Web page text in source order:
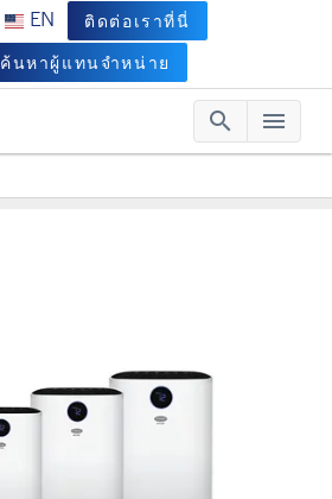
EN ติดต่อเราที่นี่
ค้นหาผู้แทนจำหน่าย
search menu